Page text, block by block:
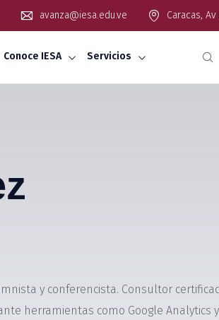
avanza@iesa.edu.ve Caracas,
Conoce IESA Servicios
y conferencista. Consultor
herramientas como Google Analytics y